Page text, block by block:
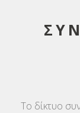
Το δίκτυο